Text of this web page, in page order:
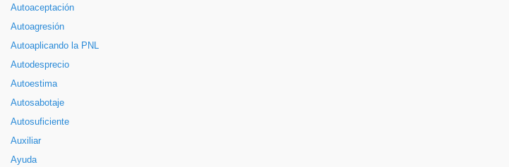
Autoaceptación
Autoagresión
Autoaplicando la PNL
Autodesprecio
Autoestima
Autosabotaje
Autosuficiente
Auxiliar
Ayuda